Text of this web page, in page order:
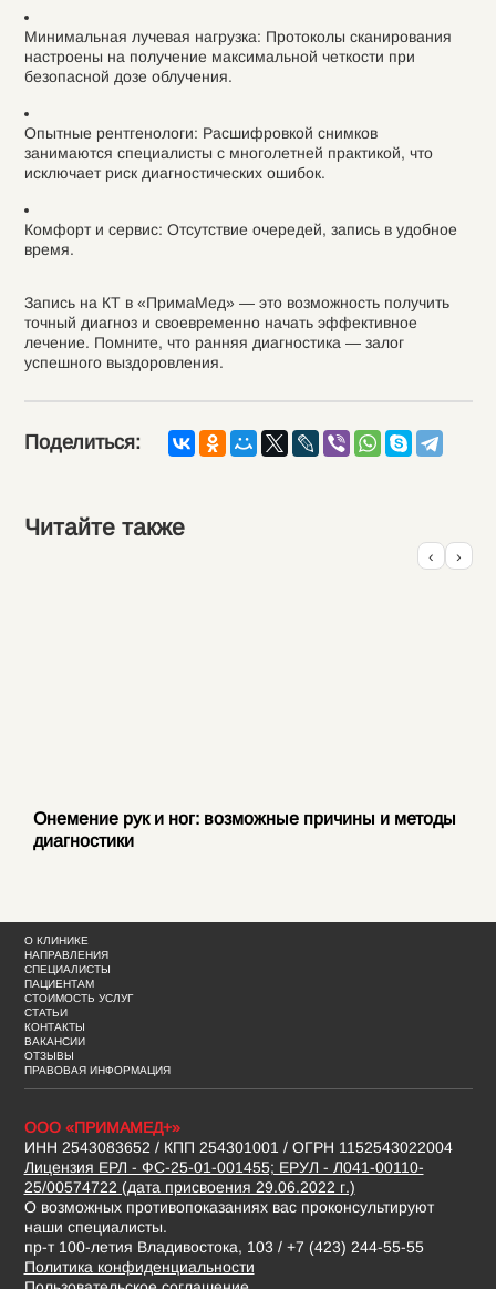
Минимальная лучевая нагрузка: Протоколы сканирования
настроены на получение максимальной четкости при
безопасной дозе облучения.
Опытные рентгенологи: Расшифровкой снимков
занимаются специалисты с многолетней практикой, что
исключает риск диагностических ошибок.
Комфорт и сервис: Отсутствие очередей, запись в удобное
время.
Запись на КТ в «ПримаМед» — это возможность получить
точный диагноз и своевременно начать эффективное
лечение. Помните, что ранняя диагностика — залог
успешного выздоровления.
Поделиться:
Читайте также
Онемение рук и ног: возможные причины и методы
диагностики
‹ ›
О КЛИНИКЕ
НАПРАВЛЕНИЯ
СПЕЦИАЛИСТЫ
ПАЦИЕНТАМ
СТОИМОСТЬ УСЛУГ
СТАТЬИ
КОНТАКТЫ
ВАКАНСИИ
ОТЗЫВЫ
ПРАВОВАЯ ИНФОРМАЦИЯ
ООО «ПРИМАМЕД+»
ИНН 2543083652 / КПП 254301001 / ОГРН 1152543022004
Лицензия ЕРЛ - ФС-25-01-001455; ЕРУЛ - Л041-00110-
25/00574722 (дата присвоения 29.06.2022 г.)
О возможных противопоказаниях вас проконсультируют
наши специалисты.
пр-т 100-летия Владивостока, 103 / +7 (423) 244-55-55
Политика конфиденциальности